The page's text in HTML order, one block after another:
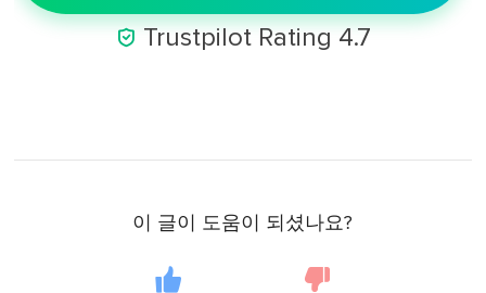
 Trustpilot Rating 4.7
이 글이 도움이 되셨나요?